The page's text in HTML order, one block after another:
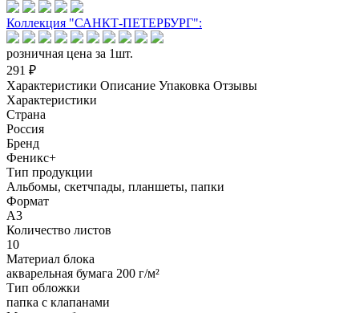
Коллекция "САНКТ-ПЕТЕРБУРГ":
розничная цена за 1шт.
291 ₽
Характеристики Описание Упаковка Отзывы
Характеристики
Страна
Россия
Бренд
Феникс+
Тип продукции
Альбомы, скетчпады, планшеты, папки
Формат
А3
Количество листов
10
Материал блока
акварельная бумага 200 г/м²
Тип обложки
папка с клапанами